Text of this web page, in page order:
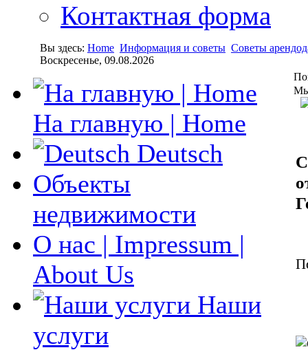
Контактная форма
Вы здесь: Home Информация и советы Советы
Воскресенье, 09.08.2026
На главную | Home
Deutsch
Объекты
недвижимости
О нас | Impressum |
About Us
Наши
услуги
Мы